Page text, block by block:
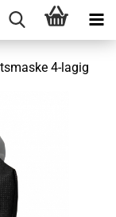
4-lagig